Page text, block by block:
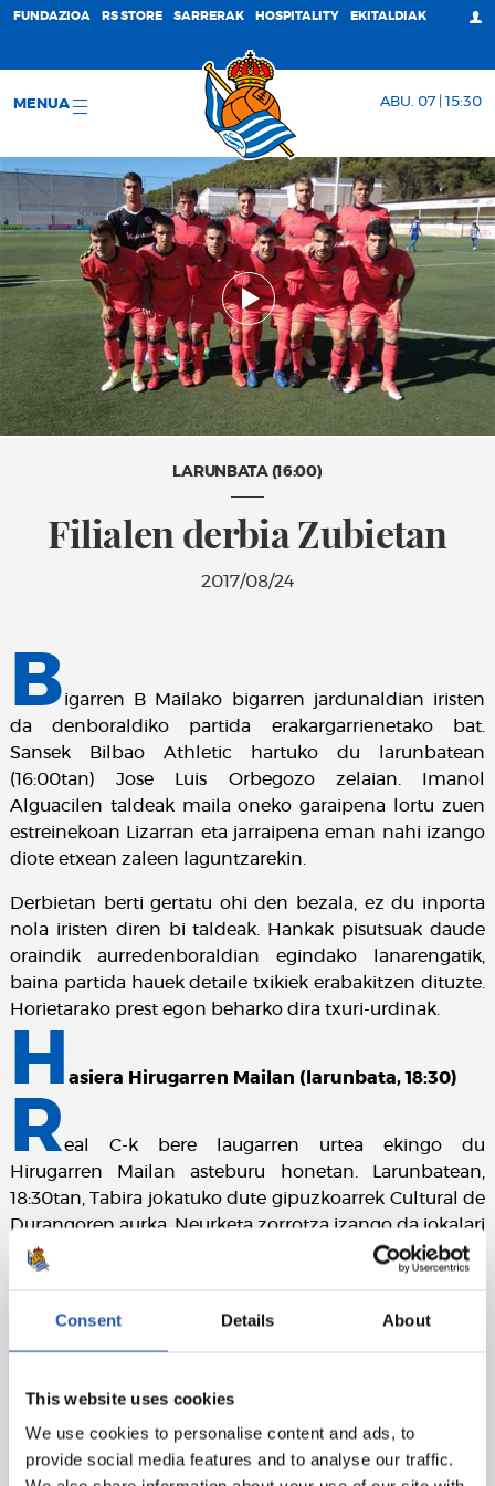
Consent Details About
This website uses cookies
We use cookies to personalise content and ads, to
provide social media features and to analyse our traffic.
FUNDAZIOA RS STORE SARRERAK HOSPITALITY EKITALDIAK
MENUA ABU. 07 | 15:30
LARUNBATA (16:00)
Filialen derbia Zubietan
2017/08/24
Bigarren B Mailako bigarren jardunaldian iristen
da denboraldiko partida erakargarrienetako bat.
Sansek Bilbao Athletic hartuko du larunbatean
(16:00tan) Jose Luis Orbegozo zelaian. Imanol
Alguacilen taldeak maila oneko garaipena lortu zuen
estreinekoan Lizarran eta jarraipena eman nahi izango
diote etxean zaleen laguntzarekin.
Derbietan berti gertatu ohi den bezala, ez du inporta
nola iristen diren bi taldeak. Hankak pisutsuak daude
oraindik aurredenboraldian egindako lanarengatik,
baina partida hauek detaile txikiek erabakitzen dituzte.
Horietarako prest egon beharko dira txuri-urdinak.
H asiera Hirugarren Mailan (larunbata, 18:30)
Real C-k bere laugarren urtea ekingo du
Hirugarren Mailan asteburu honetan. Larunbatean,
18:30tan, Tabira jokatuko dute gipuzkoarrek Cultural de
Durangoren aurka. Neurketa zorrotza izango da jokalari
gazte hauen formakuntzaren fase honen lehen